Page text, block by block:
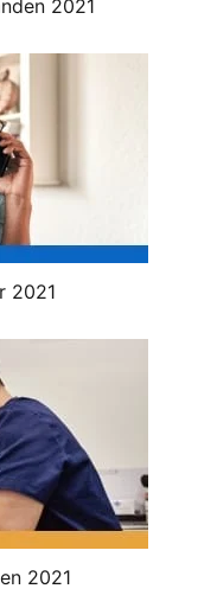
2021
2021
2021